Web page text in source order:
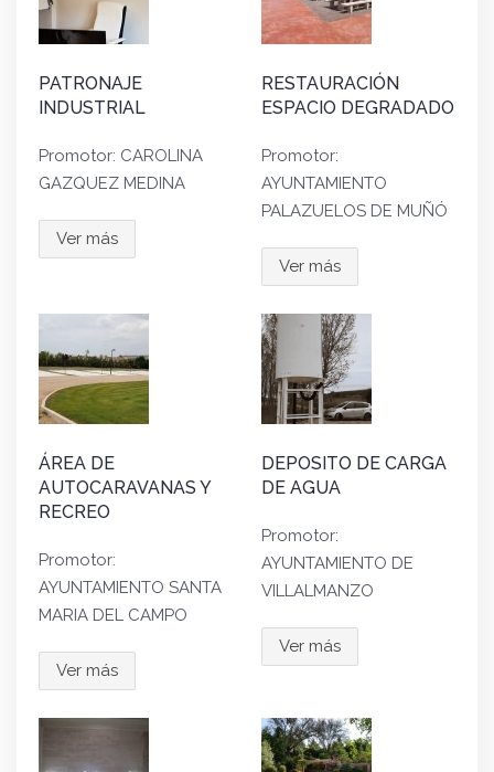
PATRONAJE
INDUSTRIAL
Promotor: CAROLINA
GAZQUEZ MEDINA
Ver más
RESTAURACIÓN
ESPACIO DEGRADADO
Promotor:
AYUNTAMIENTO
PALAZUELOS DE MUÑÓ
Ver más
ÁREA DE
AUTOCARAVANAS Y
RECREO
Promotor:
AYUNTAMIENTO SANTA
MARIA DEL CAMPO
Ver más
DEPOSITO DE CARGA
DE AGUA
Promotor:
AYUNTAMIENTO DE
VILLALMANZO
Ver más